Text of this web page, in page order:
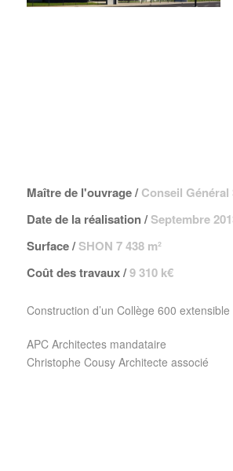
Maître de l'ouvrage /Conseil Général
Date de la réalisation /Septembre
Surface /SHON 7 438 m²
Coût des travaux /9 310 k€
Construction d’un Collège 600
APC Architectes mandataire
Christophe Cousy Architecte associé